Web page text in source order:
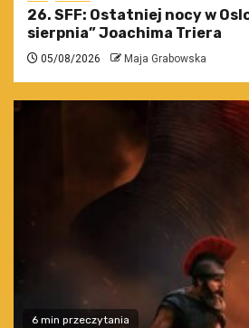
26. SFF: Ostatniej nocy w
sierpnia” Joachima Triera
05/08/2026 Maja Grabowska
6 min przeczytania